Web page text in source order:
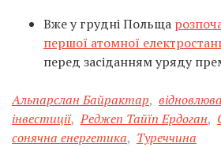
Вже у грудні Польща
першої атомної
перед засіданням уряду
Альпарслан Байрактар,
інвестиції, Реджеп Тайїп Ердоган,
сонячна енергетика, Туреччина